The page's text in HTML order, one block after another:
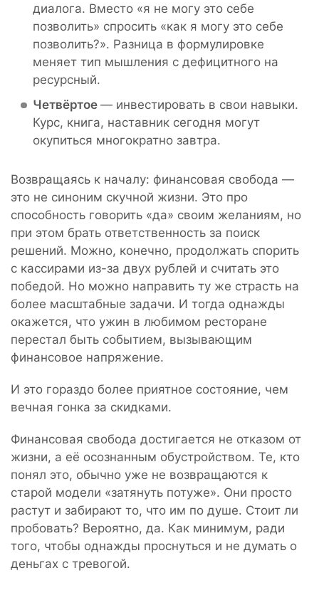
диалога. Вместо «я не могу это себе
позволить» спросить «как я могу это себе
позволить?». Разница в формулировке
меняет тип мышления с дефицитного на
ресурсный.
Четвёртое — инвестировать в свои навыки.
Курс, книга, наставник сегодня могут
окупиться многократно завтра.
Возвращаясь к началу: финансовая свобода —
это не синоним скучной жизни. Это про
способность говорить «да» своим желаниям, но
при этом брать ответственность за поиск
решений. Можно, конечно, продолжать спорить
с кассирами из-за двух рублей и считать это
победой. Но можно направить ту же страсть на
более масштабные задачи. И тогда однажды
окажется, что ужин в любимом ресторане
перестал быть событием, вызывающим
финансовое напряжение.
И это гораздо более приятное состояние, чем
вечная гонка за скидками.
Финансовая свобода достигается не отказом от
жизни, а её осознанным обустройством. Те, кто
понял это, обычно уже не возвращаются к
старой модели «затянуть потуже». Они просто
растут и забирают то, что им по душе. Стоит ли
пробовать? Вероятно, да. Как минимум, ради
того, чтобы однажды проснуться и не думать о
деньгах с тревогой.